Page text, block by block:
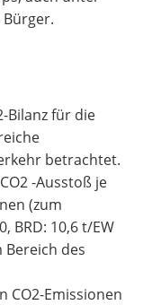
Bilanz für die
betrachtet.
-Ausstoß je
(zum
BRD: 10,6 t/EW
des
CO2-Emissionen